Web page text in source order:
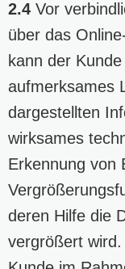
2.4 Vor
über das
kann der
aufmerksames
dargestellten
wirksames
Erkennung von
deren Hilfe die
vergrößert